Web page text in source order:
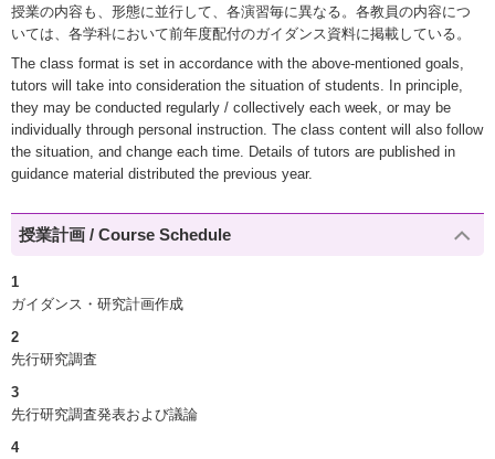
授業の内容も、形態に並行して、各演習毎に異なる。各教員の内容につ
いては、各学科において前年度配付のガイダンス資料に掲載している。
The class format is set in accordance with the above-mentioned goals,
tutors will take into consideration the situation of students. In principle,
they may be conducted regularly / collectively each week, or may be
individually through personal instruction. The class content will also follow
the situation, and change each time. Details of tutors are published in
guidance material distributed the previous year.
授業計画 / Course Schedule
1
ガイダンス・研究計画作成
2
先行研究調査
3
先行研究調査発表および議論
4